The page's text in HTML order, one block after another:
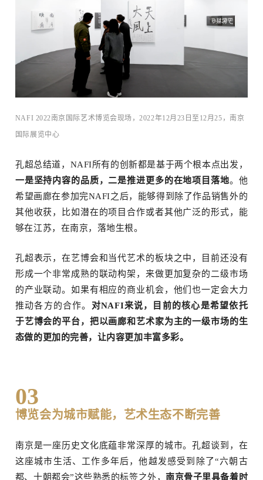
订阅邮件
NAFI 2022南京国际艺术博览会现场，2022年12月23日至12月25，南京
国际展览中⼼
孔超总结道，NAFI所有的创新都是基于两个根本点出发，
一是坚持内容的品质，二是推进更多的在地项目落地。他
希望画廊在参加完NAFI之后，能够得到除了作品销售外的
其他收获，比如潜在的项目合作或者其他广泛的形式，能
够在江苏，在南京，落地生根。
孔超表示，在艺博会和当代艺术的板块之中，目前还没有
形成一个非常成熟的联动构架，来做更加复杂的二级市场
的产业联动。如果有相应的商业机会，他们也一定会大力
推动各方的合作。 对NAFI来说，目前的核心是希望依托
于艺博会的平台，把以画廊和艺术家为主的一级市场的生
态做的更加的完善，让内容更加丰富多彩。
03
博览会为城市赋能，艺术生态不断完善
南京是一座历史文化底蕴非常深厚的城市。孔超谈到，在
这座城市生活、工作多年后，他越发感受到除了“六朝古
都、十朝都会”这些熟悉的标签之外，南京骨子里具备着时